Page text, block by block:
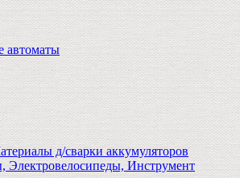
автоматы
д/сварки аккумуляторов
Электровелосипеды, Инструмент